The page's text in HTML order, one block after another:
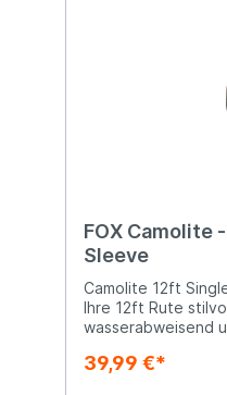
FOX Camolite
Sleeve
Camolite 12ft
Ihre 12ft Rute
wasserabweisend
für große Rollen
39,99 €*